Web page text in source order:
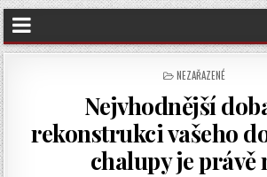
POSTED
NEZAŘAZENÉ
Nejvhodnější
rekonstrukci vašeho
chalupy je právě